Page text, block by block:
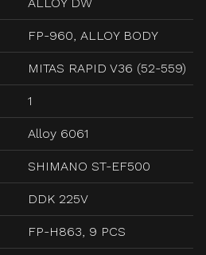
FP-960, ALLOY BODY
MITAS RAPID V36 (52-559)
1
Alloy 6061
SHIMANO ST-EF500
DDK 225V
FP-H863, 9 PCS